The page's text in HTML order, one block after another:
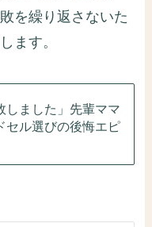
を繰り返さないた
ます。
しました」先輩ママ
セル選びの後悔エピ